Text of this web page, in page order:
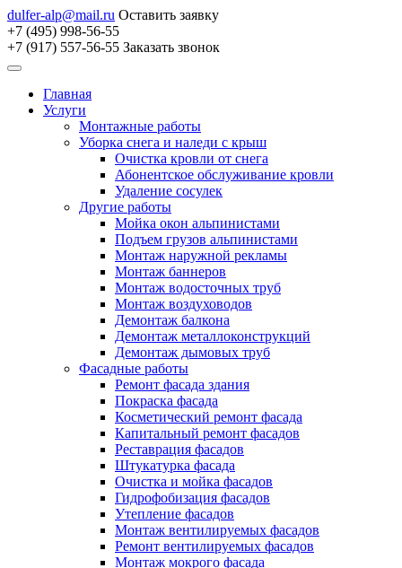
dulfer-alp@mail.ru Оставить заявку
+7 (495) 998-56-55
+7 (917) 557-56-55 Заказать звонок
Главная
Услуги
Монтажные работы
Уборка снега и наледи с крыш
Очистка кровли от снега
Абонентское обслуживание кровли
Удаление сосулек
Другие работы
Мойка окон альпинистами
Подъем грузов альпинистами
Монтаж наружной рекламы
Монтаж баннеров
Монтаж водосточных труб
Монтаж воздуховодов
Демонтаж балкона
Демонтаж металлоконструкций
Демонтаж дымовых труб
Фасадные работы
Ремонт фасада здания
Покраска фасада
Косметический ремонт фасада
Капитальный ремонт фасадов
Реставрация фасадов
Штукатурка фасада
Очистка и мойка фасадов
Гидрофобизация фасадов
Утепление фасадов
Монтаж вентилируемых фасадов
Ремонт вентилируемых фасадов
Монтаж мокрого фасада